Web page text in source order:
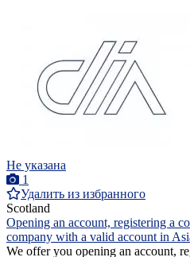
Не указана
1
Удалить из избранного
Scotland
Opening an account, registering a
company with a valid account in
We offer you opening an account,